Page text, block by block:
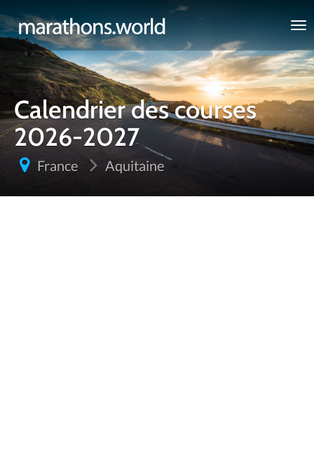
marathons.world
Calendrier des courses
2026-2027
France Aquitaine